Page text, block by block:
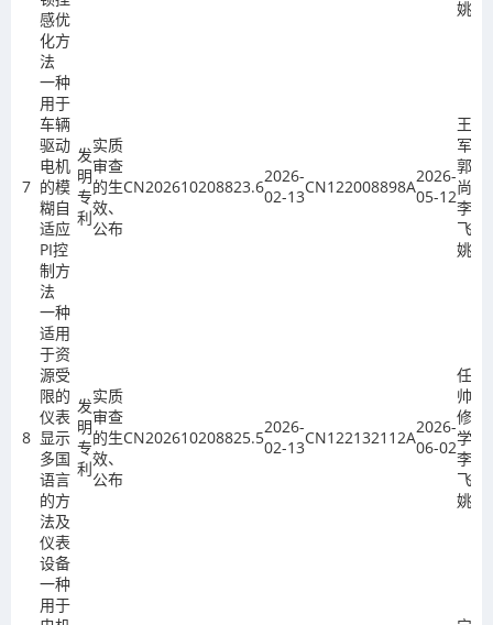
感优
化方
法
姚欣
7
一种
用于
车辆
驱动
电机
的模
糊自
适应
PI控
制方
法
发
明
专
利
实质
审查
的生
效、
公布
CN202610208823.6
2026-
02-13CN122008898A
2026-
05-12
王志
军、
郭高
尚、
李
飞、
姚欣
8
一种
适用
于资
源受
限的
仪表
显示
多国
语言
的方
法及
仪表
设备
发
明
专
利
实质
审查
的生
效、
公布
CN202610208825.5
2026-
02-13CN122132112A
2026-
06-02
任玉
帅、
修红
学、
李
飞、
姚欣
一种
用于